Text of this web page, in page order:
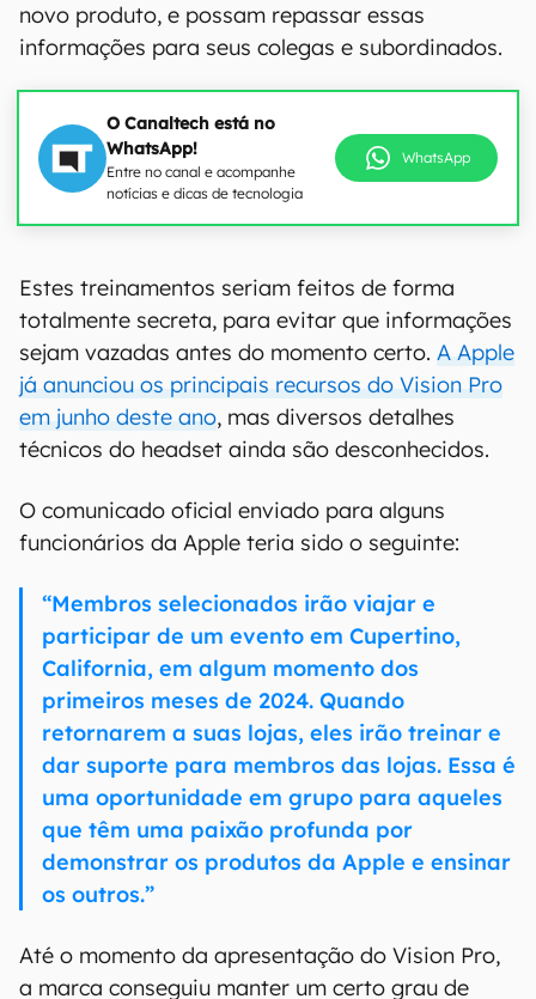
novo produto, e possam repassar essas
informações para seus colegas e subordinados.
O Canaltech está no
WhatsApp!
Entre no canal e acompanhe
notícias e dicas de tecnologia
WhatsApp
00:00/20:46
totalmente secreta, para evitar que informações
sejam vazadas antes do momento certo.A Apple
já anunciou os principais recursos do Vision Pro
em junho deste ano, mas diversos detalhes
técnicos do headset ainda são desconhecidos.
O comunicado oficial enviado para alguns
funcionários da Apple teria sido o seguinte:
“Membros selecionados irão viajar e
California, em algum momento dos
primeiros meses de 2024. Quando